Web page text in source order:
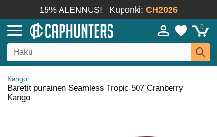
15% ALENNUS! Kuponki: CH2026
0
Kangol
Baretit punainen Seamless Tropic 507 Cranberry
Kangol